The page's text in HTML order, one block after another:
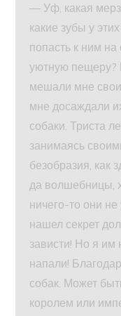
— Уф, какая
какие зубы у
попасть к ним
уютную пещеру?
мешали мне
мне досаждали
собаки. Триста
занимаясь
безобразия, как
да волшебницы,
ничего-то они
нашел секрет
зависти! Но я им
напали!
собак. Может
королем или